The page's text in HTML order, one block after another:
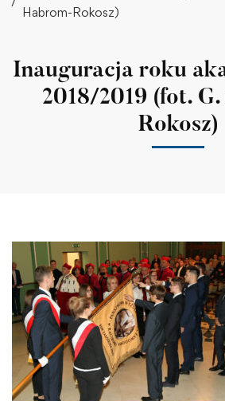
Habrom-Rokosz)
Inauguracja roku
2018/2019 (fot.
Rokosz)